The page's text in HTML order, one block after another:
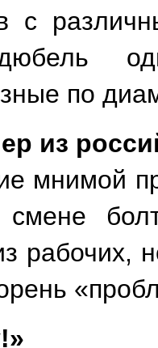
с
по
из
мнимой
смене
рабочих,